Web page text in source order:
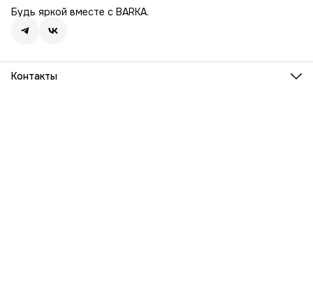
Будь яркой вместе с BARKA.
Контакты